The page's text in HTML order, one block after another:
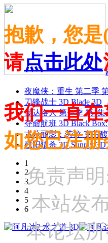
夜魔侠：重生 第二季
刀锋战士 3D Blade 3D
曼达洛人 第一季 第3集
夺命航班 3D Black
古墓丽影：劳拉·克劳
残阳猎杀 3D Sunray 3D
1
2
3
4
5
6
抱歉，您
请点击此处
我们一直
如您已注
免责声
本站发
本论坛